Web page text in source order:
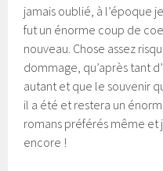
jamais oublié, à l’époque
fut un énorme coup de
nouveau. Chose assez
dommage, qu’après tant
autant et que le souvenir
il a été et restera un
romans préférés même et
encore !